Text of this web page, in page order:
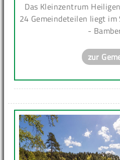
Das Kleinzentrum
24 Gemeindeteilen liegt
-
zur